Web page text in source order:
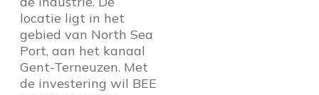
locatie ligt in het
gebied van North Sea
Port, aan het kanaal
Gent-Terneuzen. Met
de investering wil BEE